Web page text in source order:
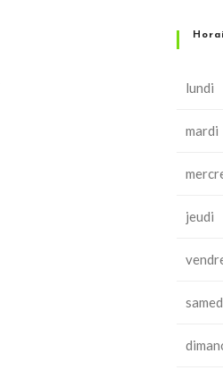
lundi
mardi
jeudi